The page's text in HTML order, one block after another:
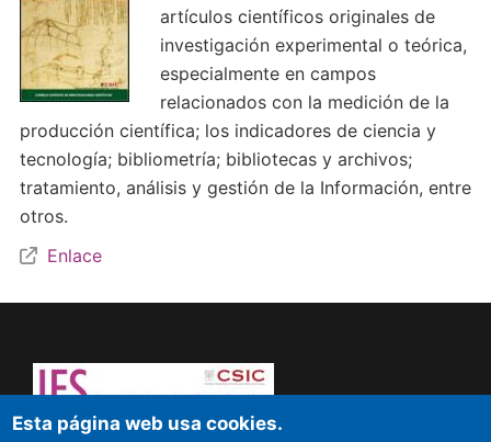
artículos científicos originales de
investigación experimental o teórica,
especialmente en campos
relacionados con la medición de la
producción científica; los indicadores de ciencia y
tecnología; bibliometría; bibliotecas y archivos;
tratamiento, análisis y gestión de la Información, entre
otros.
Enlace
Esta página web usa cookies.